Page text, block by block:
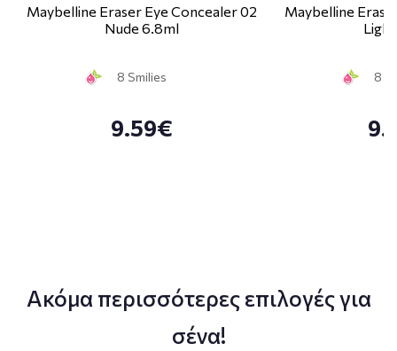
Maybelline Eraser Eye Concealer 02
Nude 6.8ml
8 Smilies
9.59€
Maybelline
8
Ακόμα περισσότερες επιλογές για
σένα!